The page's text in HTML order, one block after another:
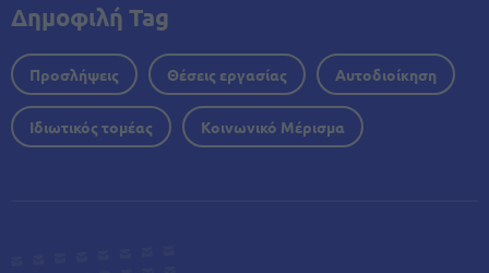
Δημοφιλή Tag
Προσλήψεις Θέσεις εργασίας Αυτοδιοίκηση
Ιδιωτικός τομέας Κοινωνικό Μέρισμα